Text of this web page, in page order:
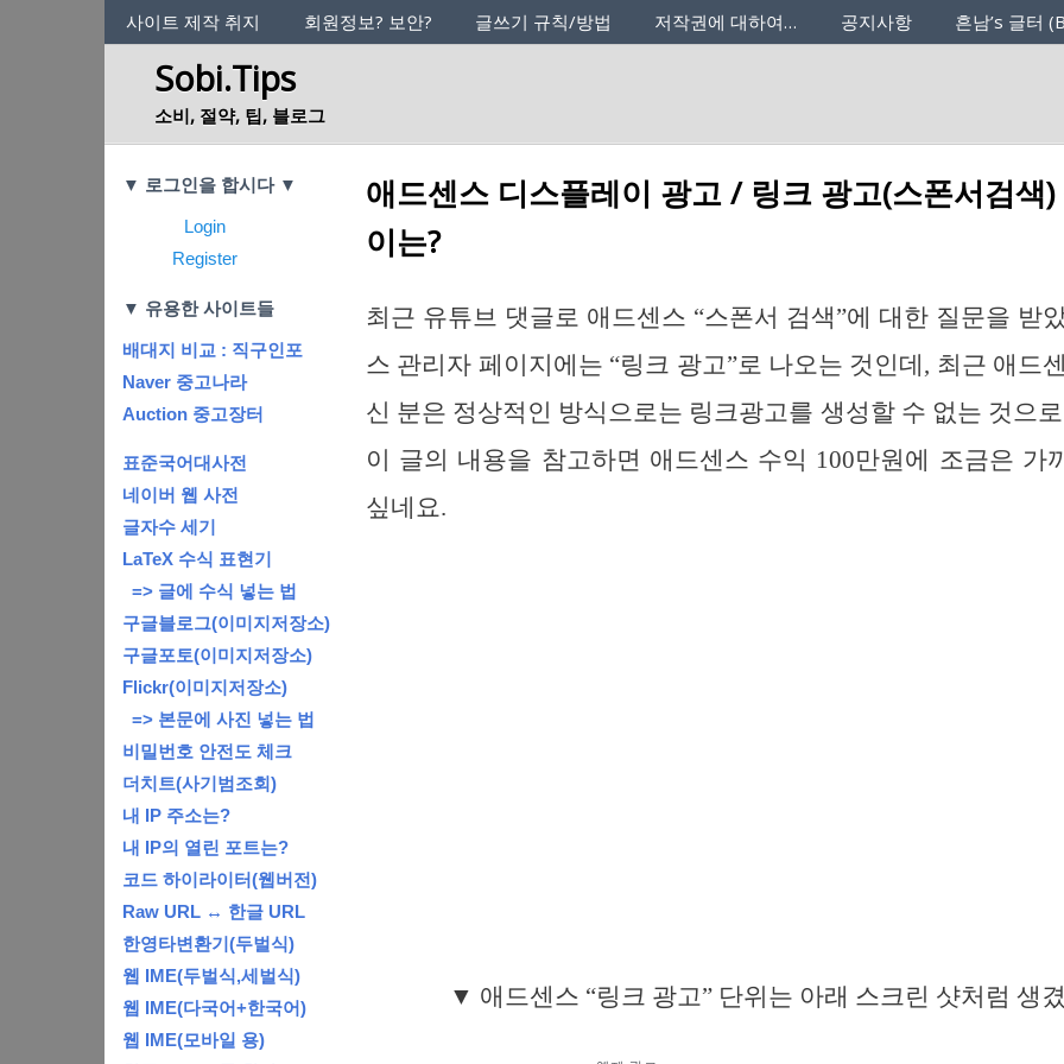
사이트의 정체성
사이트 제작 취지 회원정보? 보안? 글쓰기 규칙/방법 저작권에 대하여… 공지사항 흔남’s 글터
Sobi.Tips
소비, 절약, 팁, 블로그
Categories
애드센스 디스플레이 광고 / 링크 광고(스폰서검색
이는?
최근 유튜브 댓글로 애드센스 “스폰서 검색”에 대한 질문을 받
스 관리자 페이지에는 “링크 광고”로 나오는 것인데, 최근 애드
신 분은 정상적인 방식으로는 링크광고를 생성할 수 없는 것으
이 글의 내용을 참고하면 애드센스 수익 100만원에 조금은 가
싶네요.
▼ 애드센스 “링크 광고” 단위는 아래 스크린 샷처럼 생
▼ 로그인을 합시다 ▼
Login
Register
▼ 유용한 사이트들
배대지 비교 : 직구인포
Naver 중고나라
Auction 중고장터
표준국어대사전
네이버 웹 사전
글자수 세기
LaTeX 수식 표현기
=> 글에 수식 넣는 법
구글블로그(이미지저장소)
구글포토(이미지저장소)
Flickr(이미지저장소)
=> 본문에 사진 넣는 법
비밀번호 안전도 체크
더치트(사기범조회)
내 IP 주소는?
내 IP의 열린 포트는?
코드 하이라이터(웹버전)
Raw URL ↔ 한글 URL
한영타변환기(두벌식)
웹 IME(두벌식,세벌식)
웹 IME(다국어+한국어)
웹 IME(모바일 용)